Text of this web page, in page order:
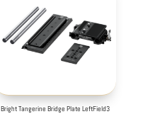
Bright Tangerine Bridge Plate LeftField3